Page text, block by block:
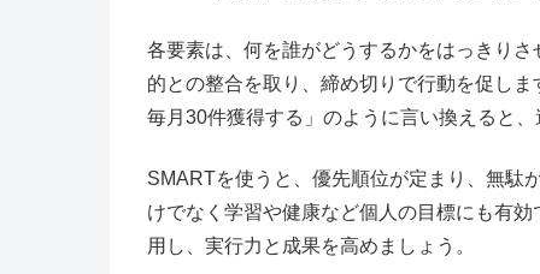
各要素は、何を誰がどうするかをはっきり
的との整合を取り、締め切りで行動を促し
毎月30件獲得する」のように言い換えると
SMARTを使うと、優先順位が定まり、無駄
けでなく学習や健康など個人の目標にも有
用し、実行力と成果を高めましょう。